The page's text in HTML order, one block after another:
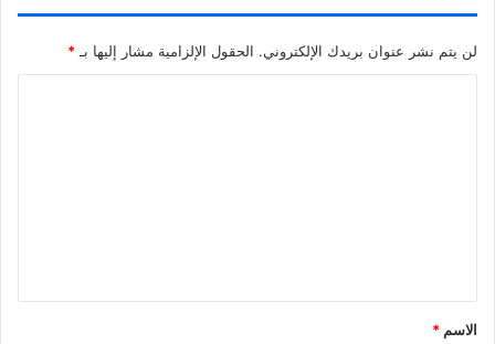
لن يتم نشر عنوان بريدك الإلكتروني. الحقول الإلزامية مشار إليها بـ*
*
الاسم *